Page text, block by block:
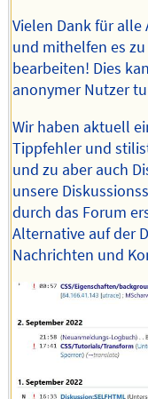
Vielen Dank für alle
und mithelfen es
bearbeiten! Dies
anonymer Nutzer
Wir haben aktuell
Tippfehler und
und zu aber auch
unsere
durch das Forum
Alternative auf der
Nachrichten und